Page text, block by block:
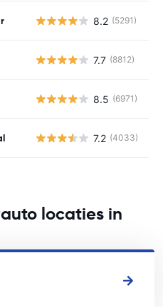
8.2 (5291)
7.7 (8812)
8.5 (6971)
7.2 (4033)
locaties in
locaties in Whakatane